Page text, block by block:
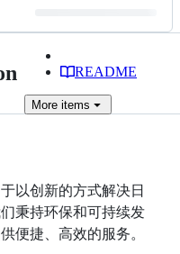
README
More items
以创新的方式解决日
秉持环保和可持续发
便捷、高效的服务。